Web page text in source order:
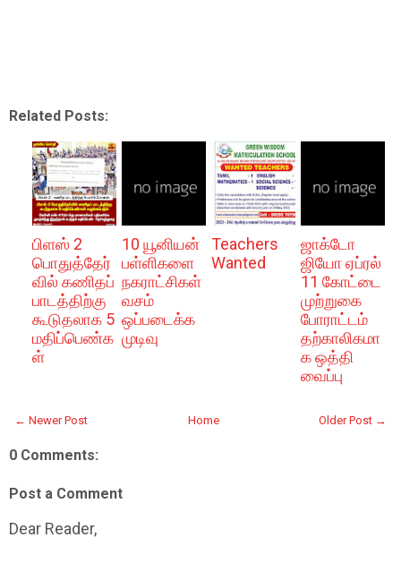
Related Posts:
பிளஸ் 2
பொதுத்தேர்
வில் கணிதப்
பாடத்திற்கு
கூடுதலாக 5
மதிப்பெண்க
ள்
10 யூனியன்
பள்ளிகளை
நகராட்சிகள்
வசம்
ஒப்படைக்க
முடிவு
Teachers
Wanted
ஜாக்டோ
ஜியோ ஏப்ரல்
11 கோட்டை
முற்றுகை
போராட்டம்
தற்காலிகமா
க ஒத்தி
வைப்பு
← Newer Post Older Post →
Home
0 Comments:
Post a Comment
Dear Reader,